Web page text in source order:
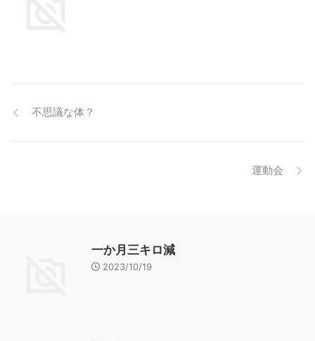
不思議な体？
運動会
一か月三キロ減
2023/10/19